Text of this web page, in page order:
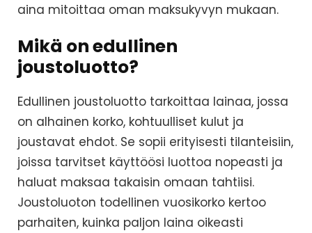
aina mitoittaa oman maksukyvyn mukaan.
Mikä on edullinen
joustoluotto?
Edullinen joustoluotto tarkoittaa lainaa, jossa
on alhainen korko, kohtuulliset kulut ja
joustavat ehdot. Se sopii erityisesti tilanteisiin,
joissa tarvitset käyttöösi luottoa nopeasti ja
haluat maksaa takaisin omaan tahtiisi.
Joustoluoton todellinen vuosikorko kertoo
parhaiten, kuinka paljon laina oikeasti